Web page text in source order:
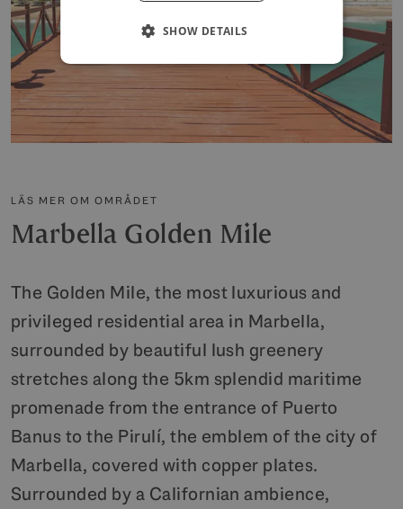
LÄS MER OM OMRÅDET
Marbella Golden Mile
The Golden Mile, the most luxurious and
privileged residential area in Marbella,
surrounded by beautiful lush greenery
stretches along the 5km splendid maritime
promenade from the entrance of Puerto
Banus to the Pirulí, the emblem of the city of
Marbella, covered with copper plates.
Surrounded by a Californian ambience,
SHOW DETAILS